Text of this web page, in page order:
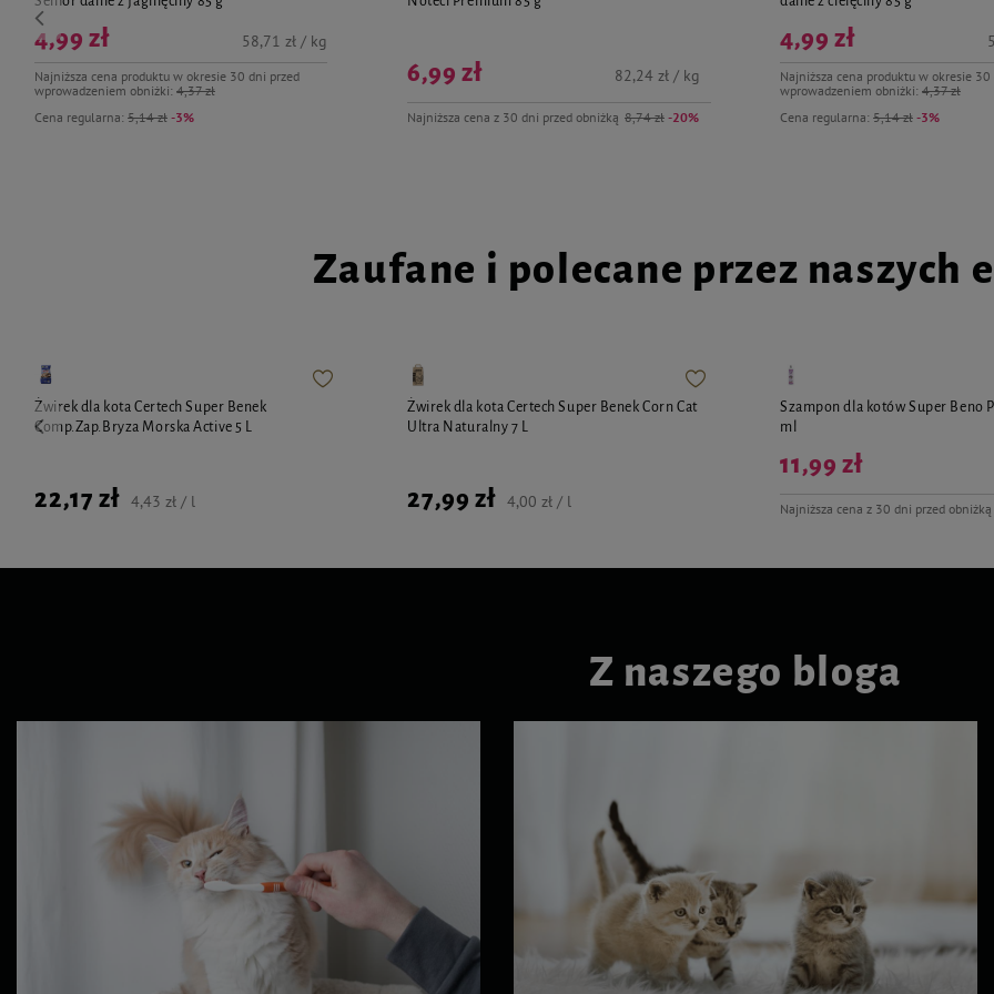
Cena regularna: 5,14 zł -3%
4,99 zł
Najniższa cena produktu w okresie 30 dni przed
wprowadzeniem obniżki: 4,37 zł
58,71 zł / kg
Najniższa cena z 30 dni przed obniżką 8,74 zł -20%
6,99 zł 82,24 zł / kg
Cena regularna: 5,14 zł -3%
4,99 zł
Najniższa cena produktu w okresie
wprowadzeniem obniżki: 4,37 zł
Zaufane i polecane przez naszych
Żwirek dla kota Certech Super Benek
Comp.Zap.Bryza Morska Active 5 L
22,17 zł 4,43 zł / l
Żwirek dla kota Certech Super Benek Corn Cat
Ultra Naturalny 7 L
27,99 zł 4,00 zł / l
Szampon dla kotów Super Beno
ml
Najniższa cena z 30 dni przed obniżką
11,99 zł
Z naszego bloga